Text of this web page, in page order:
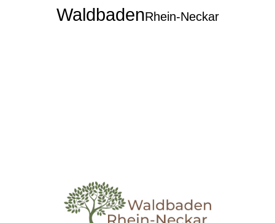
WaldbadenRhein-Neckar